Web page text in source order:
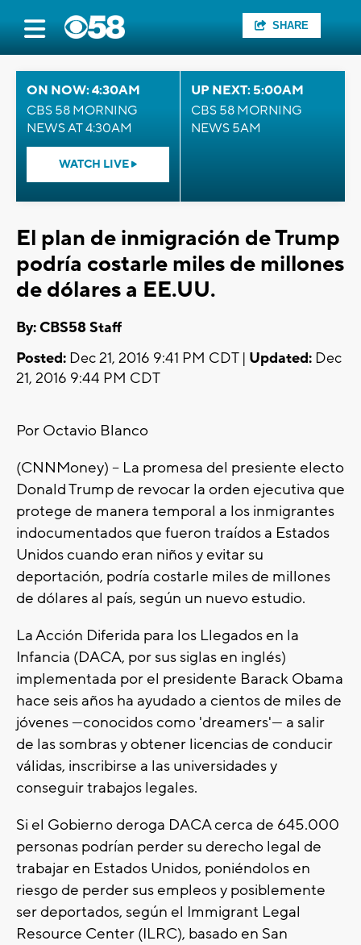
SHARE
ON NOW: 4:30AM
CBS 58 MORNING
NEWS AT 4:30AM
WATCH LIVE
UP NEXT: 5:00AM
CBS 58 MORNING
NEWS 5AM
El plan de inmigración de Trump
podría costarle miles de millones
de dólares a EE.UU.
By: CBS58 Staff
Posted: Dec 21, 2016 9:41 PM CDT | Updated: Dec
21, 2016 9:44 PM CDT
Por Octavio Blanco
(CNNMoney) -- La promesa del presiente electo
Donald Trump de revocar la orden ejecutiva que
protege de manera temporal a los inmigrantes
indocumentados que fueron traídos a Estados
Unidos cuando eran niños y evitar su
deportación, podría costarle miles de millones
de dólares al país, según un nuevo estudio.
La Acción Diferida para los Llegados en la
Infancia (DACA, por sus siglas en inglés)
implementada por el presidente Barack Obama
hace seis años ha ayudado a cientos de miles de
jóvenes —conocidos como 'dreamers'— a salir
de las sombras y obtener licencias de conducir
válidas, inscribirse a las universidades y
conseguir trabajos legales.
Si el Gobierno deroga DACA cerca de 645.000
personas podrían perder su derecho legal de
trabajar en Estados Unidos, poniéndolos en
riesgo de perder sus empleos y posiblemente
ser deportados, según el Immigrant Legal
Resource Center (ILRC), basado en San